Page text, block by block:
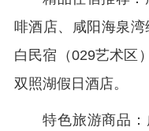
啡酒店、咸阳海泉湾
白民宿（029艺术区
双照湖假日酒店。
特色旅游商品